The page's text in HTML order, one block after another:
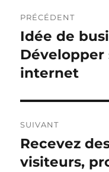
de
l’article
PRÉCÉDENT
Publication
précédente :
Idée de
internet
SUIVANT
Publication
suivante :
Recevez
visiteurs,